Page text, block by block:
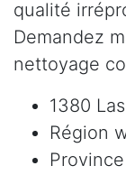
qualité
Demandez
nettoyage
1380
Région